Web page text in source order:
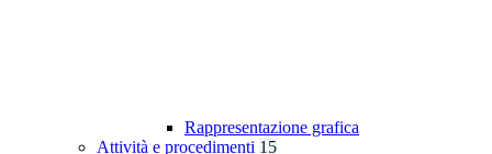
Rappresentazione grafica
Attività e procedimenti 15